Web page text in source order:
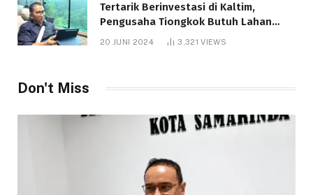
Tertarik Berinvestasi di Kaltim,
Pengusaha Tiongkok Butuh Lahan
1.000 Hektare
20 JUNI 2024 3,321VIEWS
Don't Miss